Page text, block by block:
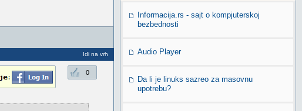
Idi na vrh
0
Informacija.rs - sajt o kompjuterskoj
bezbednosti
Audio Player
Da li je linuks sazreo za masovnu
upotrebu?